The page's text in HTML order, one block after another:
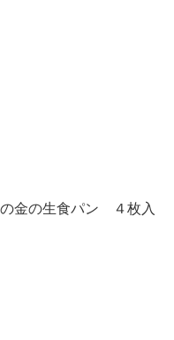
金の生食パン ４枚入